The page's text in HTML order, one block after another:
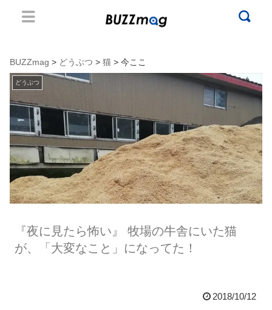
BUZZmag > どうぶつ > 猫 > 今ここ
どうぶつ
『夜に見たら怖い』 牧場の牛舎にいた猫
が、「大変なこと」になってた！
2018/10/12